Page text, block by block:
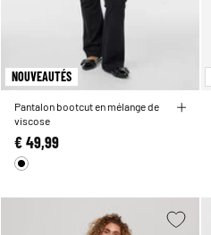
NOUVEAUTÉS
Pantalon bootcut en mélange de
viscose
€ 49,99